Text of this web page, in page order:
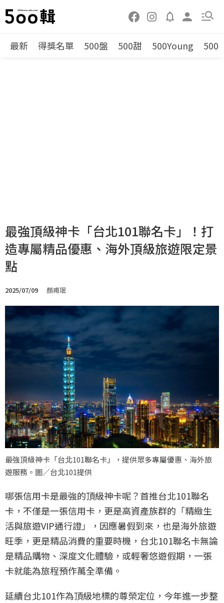
最新 得獎名單 500盤 500甜 500Young 500
最強頂級神卡「台北101聯名卡」！打
造專屬精品優惠、海外頂級旅遊限定景
點
2025/07/09 顏甫珉
最強頂級神卡「台北101聯名卡」，提供眾多專屬優惠、海外旅
遊服務。圖／台北101提供
哪張信用卡是最強的頂級神卡呢？首推台北101聯名
卡，不僅是一張信用卡，更是高資產族群的「精緻生
活與旅遊VIP通行證」，因應暑假到來，也是海外旅遊
旺季，更是精品消費的重要時機，台北101聯名卡無論
是精品購物、深度文化體驗，或輕奢悠遊假期，一張
卡就能為旅程預作萬全準備。
延續台北101作為頂級地標的尊榮定位，今年進一步整